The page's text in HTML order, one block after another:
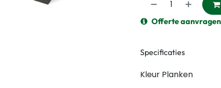
Offerte
Specificaties
Kleur Planken